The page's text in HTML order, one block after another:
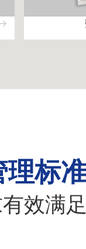
理标
效满足